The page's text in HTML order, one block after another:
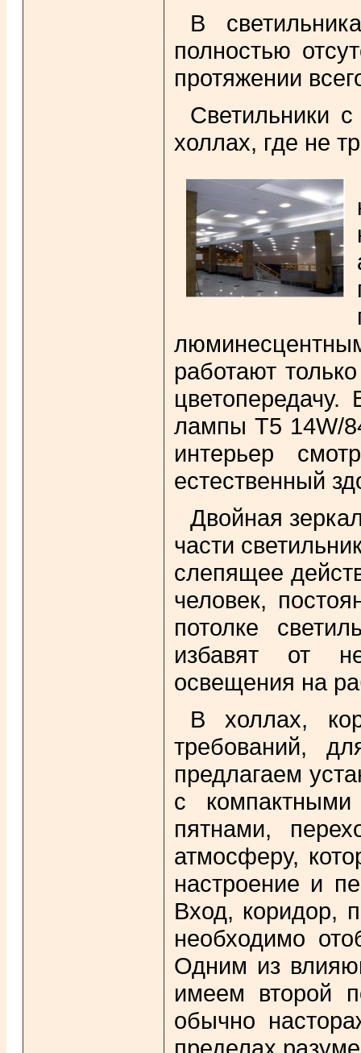
В
полностью
протяжении
Светильники
холлах, где не
работают
лампы T5 14W/
интерьер
естественный
Двойная
части
слепящее
человек,
потолке
избавят от
освещения на
В холлах,
требований,
предлагаем
с
пятнами,
атмосферу,
настроение и
Вход, коридор,
необходимо
Одним из
имеем второй
обычно